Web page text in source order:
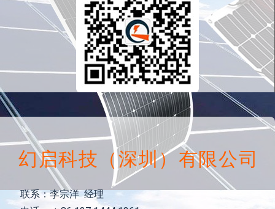
幻启科技（深圳）有限公司
联系：李宗洋 经理